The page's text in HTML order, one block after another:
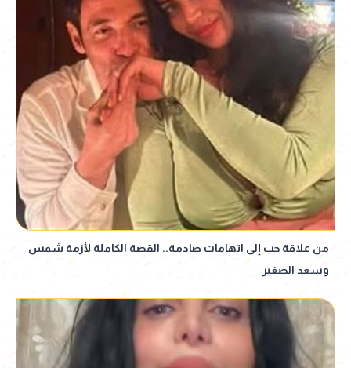
من علاقة حب إلى اتهامات صادمة.. القصة الكاملة لأزمة شمس
وسعد الصغير